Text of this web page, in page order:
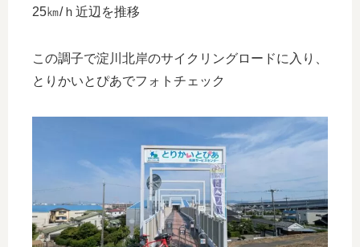
25㎞/ｈ近辺を推移
この調子で淀川北岸のサイクリングロードに入り、
とりかいとぴあでフォトチェック